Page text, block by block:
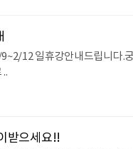
12 일휴강안내드립니다.
..
받으세요!!